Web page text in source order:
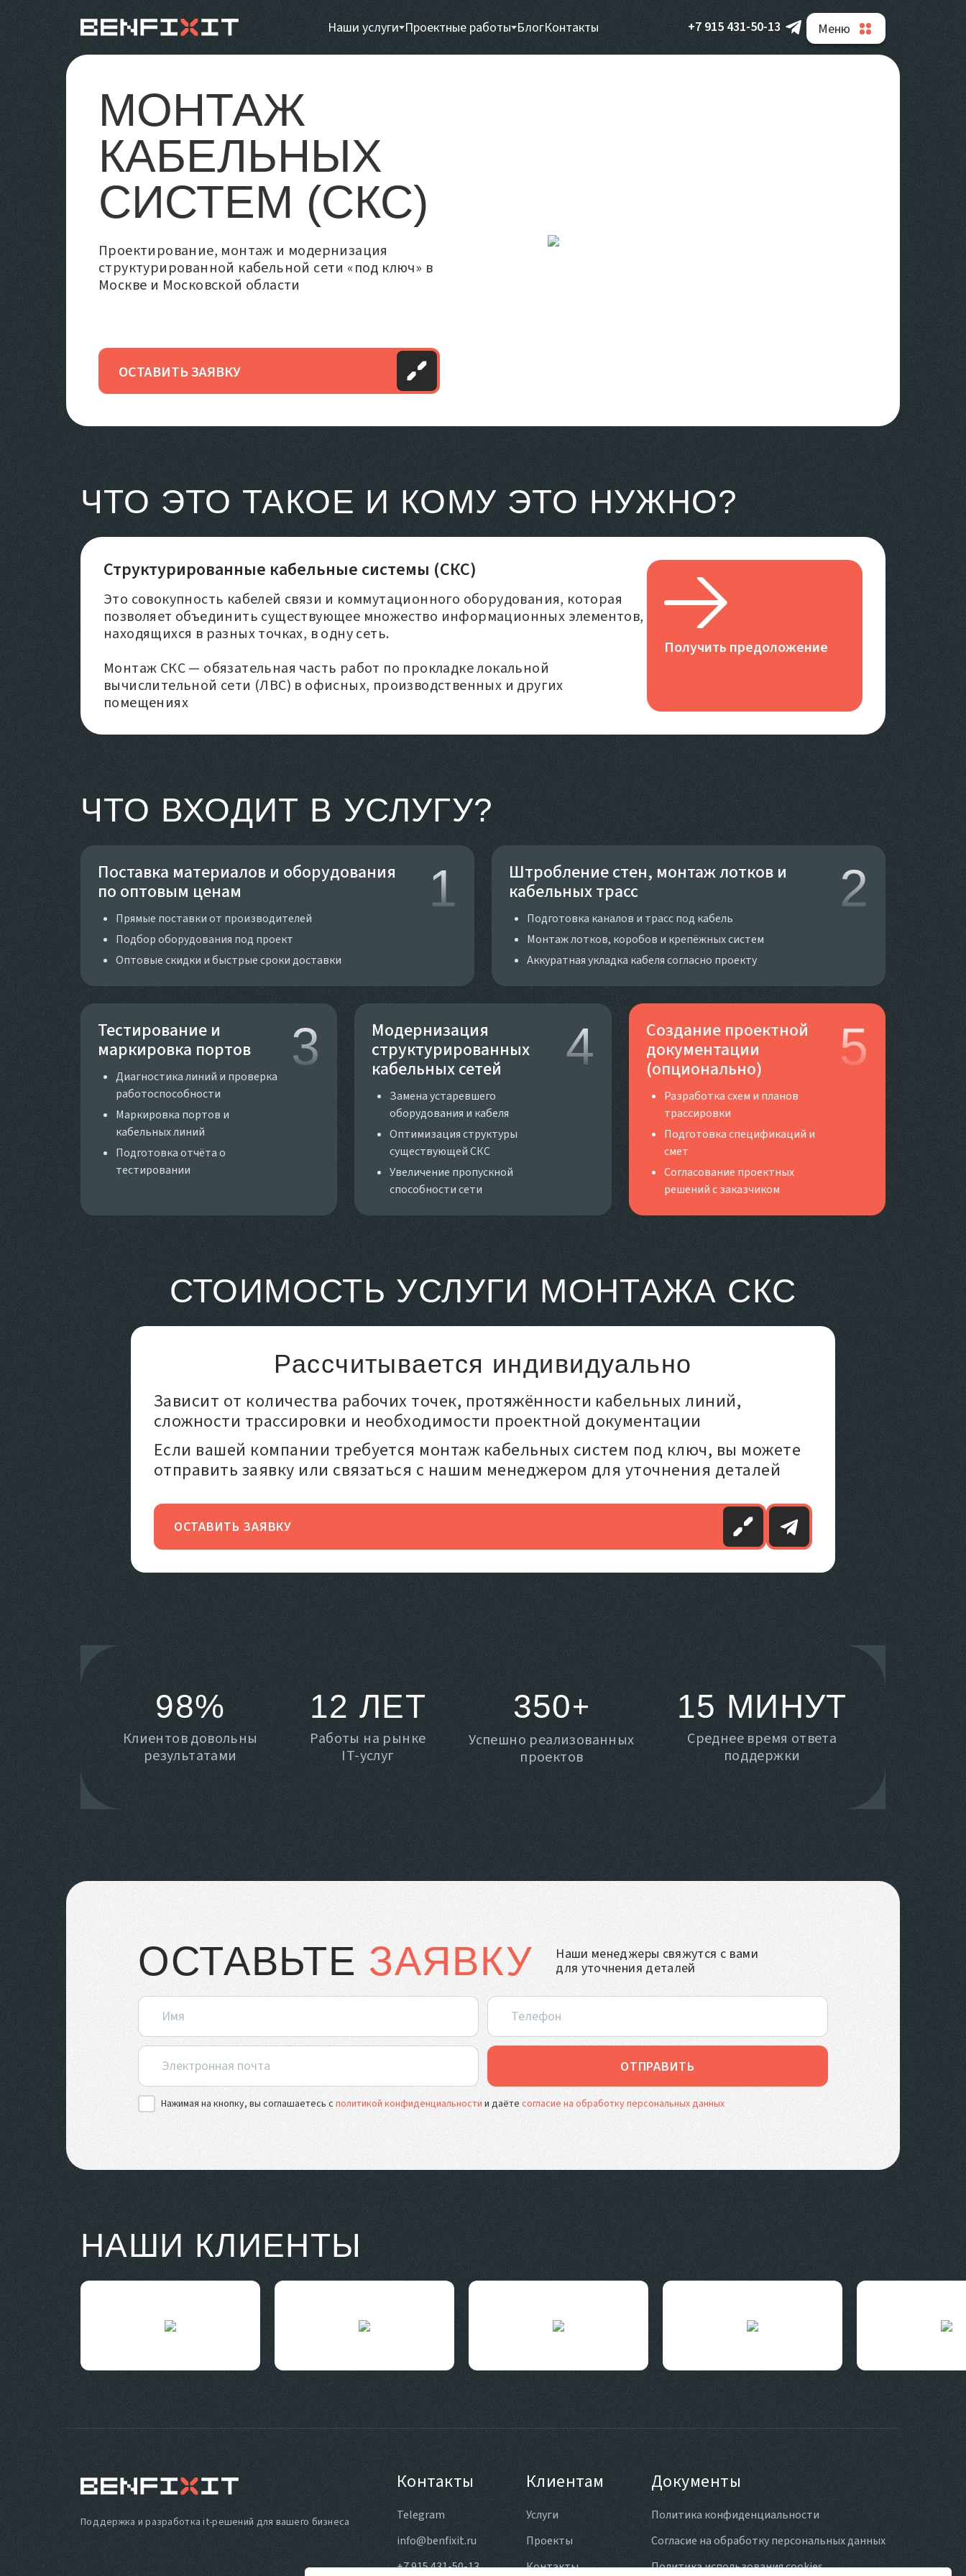
Наши услуги Проектные работы БлогКонтакты +7 915 431-50-13 Меню
МОНТАЖ
КАБЕЛЬНЫХ
СИСТЕМ (СКС)
Проектирование, монтаж и модернизация
структурированной кабельной сети «под ключ» в
Москве и Московской области
ОСТАВИТЬ ЗАЯВКУ
ЧТО ЭТО ТАКОЕ И КОМУ ЭТО НУЖНО?
Структурированные кабельные системы (СКС)
Это совокупность кабелей связи и коммутационного оборудования, которая
позволяет объединить существующее множество информационных элементов,
находящихся в разных точках, в одну сеть.
Монтаж СКС — обязательная часть работ по прокладке локальной
вычислительной сети (ЛВС) в офисных, производственных и других
помещениях
Получить предоложение
ЧТО ВХОДИТ В УСЛУГУ?
Поставка материалов и оборудования
по оптовым ценам
Прямые поставки от производителей
Подбор оборудования под проект
Оптовые скидки и быстрые сроки доставки
1 Штробление стен, монтаж лотков и
кабельных трасс
Подготовка каналов и трасс под кабель
Монтаж лотков, коробов и крепёжных систем
Аккуратная укладка кабеля согласно проекту
2
Тестирование и
маркировка портов
Диагностика линий и проверка
работоспособности
Маркировка портов и
кабельных линий
Подготовка отчёта о
тестировании
3 Модернизация
структурированных
кабельных сетей
Замена устаревшего
оборудования и кабеля
Оптимизация структуры
существующей СКС
Увеличение пропускной
способности сети
4 Создание проектной
документации
(опционально)
Разработка схем и планов
трассировки
Подготовка спецификаций и
смет
Согласование проектных
решений с заказчиком
5
СТОИМОСТЬ УСЛУГИ МОНТАЖА СКС
Рассчитывается индивидуально
Зависит от количества рабочих точек, протяжённости кабельных линий,
сложности трассировки и необходимости проектной документации
Если вашей компании требуется монтаж кабельных систем под ключ, вы можете
отправить заявку или связаться с нашим менеджером для уточнения деталей
ОСТАВИТЬ ЗАЯВКУ
98%
Клиентов довольны
результатами
12 ЛЕТ
Работы на рынке
IT-услуг
350+
Успешно реализованных
проектов
15 МИНУТ
Среднее время ответа
поддержки
ОСТАВЬТЕ ЗАЯВКУ
Наши менеджеры свяжутся с вами
для уточнения деталей
ОТПРАВИТЬ
Нажимая на кнопку, вы соглашаетесь с политикой конфиденциальности и даёте согласие на обработку персональных данных
НАШИ КЛИЕНТЫ
Поддержка и разработка it-решений для вашего бизнеса
Контакты
Telegram
info@benfixit.ru
+7 915 431-50-13
Клиентам
Услуги
Проекты
Контакты
Документы
Политика конфиденциальности
Согласие на обработкуперсональных данных
Политика использования cookies